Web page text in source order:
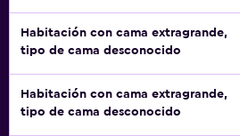
Habitación con cama extragrande,
tipo de cama desconocido
Habitación con cama extragrande,
tipo de cama desconocido